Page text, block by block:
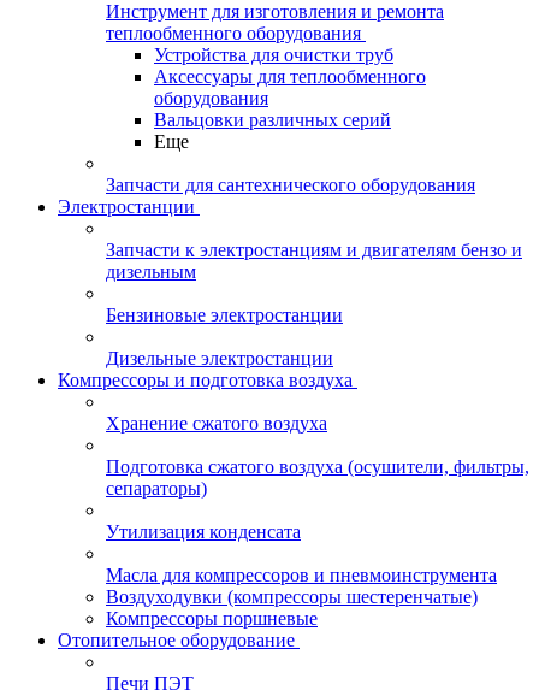
Инструмент для изготовления и ремонта
теплообменного оборудования
Устройства для очистки труб
Аксессуары для теплообменного
оборудования
Вальцовки различных серий
Еще
Запчасти для сантехнического оборудования
Электростанции
Запчасти к электростанциям и двигателям бензо и
дизельным
Бензиновые электростанции
Дизельные электростанции
Компрессоры и подготовка воздуха
Хранение сжатого воздуха
Подготовка сжатого воздуха (осушители, фильтры,
сепараторы)
Утилизация конденсата
Масла для компрессоров и пневмоинструмента
Воздуходувки (компрессоры шестеренчатые)
Компрессоры поршневые
Отопительное оборудование
Печи ПЭТ